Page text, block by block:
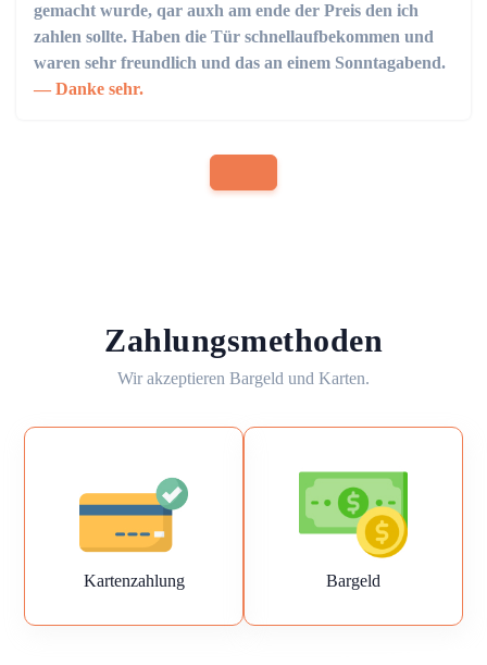
gemacht wurde, qar auxh am ende der Preis den ich
zahlen sollte. Haben die Tür schnellaufbekommen und
waren sehr freundlich und das an einem Sonntagabend.
Danke sehr.
Zahlungsmethoden
Wir akzeptieren Bargeld und Karten.
Kartenzahlung Bargeld